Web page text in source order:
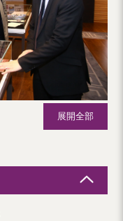
展開全部